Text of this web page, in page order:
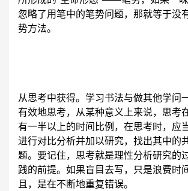
忽略了用笔中的笔势问题，那就等于没
势方法。
从思考中获得。学习书法与做其他学问
有效地思考，从某种意义上来说，思考
有一半以上的时间比例，在思考时，应
进行对比分析并加以研究，找出其中的
题。要记住，思考就是理性分析研究的
践的前提。如果盲目去写，只是浪费时
且，是在不断地重复错误。